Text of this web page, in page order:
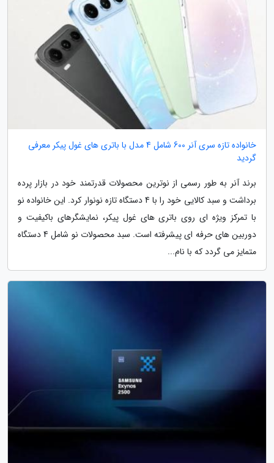
خانواده تازه سری آنر 600 شامل 4 مدل با باتری های غول پیکر معرفی
گردید
برند آنر به طور رسمی از نوترین محصولات قدرتمند خود در بازار پرده
برداشت و سبد کالایی خود را با 4 دستگاه تازه نونوار کرد. این خانواده نو
با تمرکز ویژه ای روی باتری های غول پیکر، نمایشگرهای باکیفیت و
دوربین های حرفه ای پیشرفته است. سبد محصولات نو شامل 4 دستگاه
متمایز می گردد که با نام...